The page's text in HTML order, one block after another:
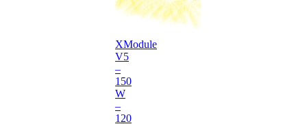
XModule
V5
–
150
W
–
120